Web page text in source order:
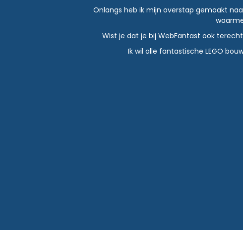
Onlangs heb ik mijn overstap gemaakt
Wist je dat je bij WebFantast ook
Ik wil alle fantastische LEGO